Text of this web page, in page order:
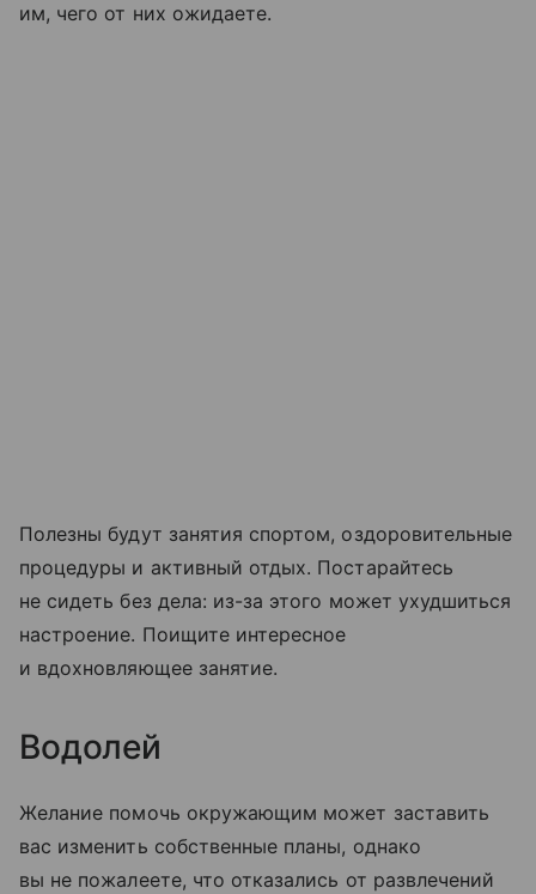
им, чего от них ожидаете.
Полезны будут занятия спортом, оздоровительные
процедуры и активный отдых. Постарайтесь
не сидеть без дела: из-за этого может ухудшиться
настроение. Поищите интересное
и вдохновляющее занятие.
Водолей
Желание помочь окружающим может заставить
вас изменить собственные планы, однако
вы не пожалеете, что отказались от развлечений